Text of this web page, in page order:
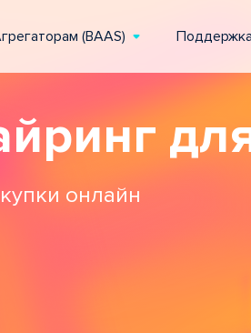
(BAAS) Поддержка
онлайн